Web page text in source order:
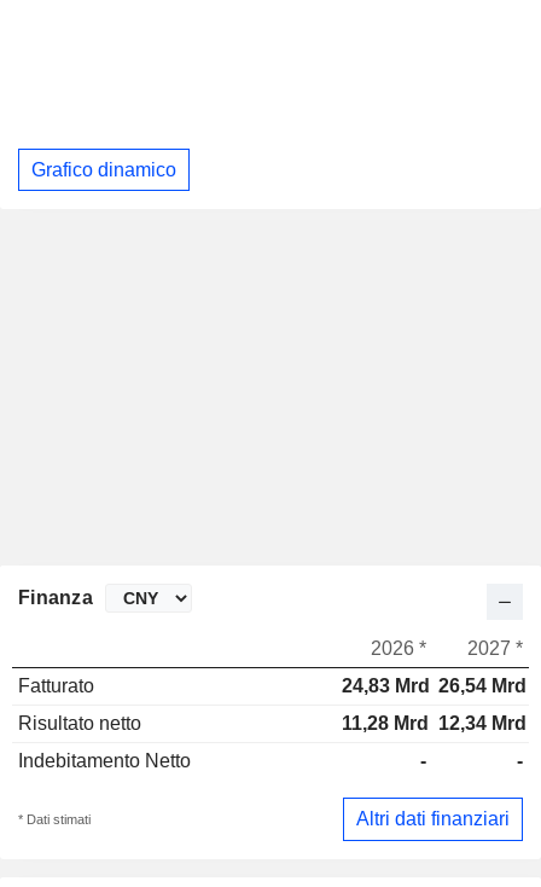
Grafico dinamico
Finanza
2026 *
2027 *
Fatturato
24,83 Mrd 26,54 Mrd
Risultato netto
11,28 Mrd
12,34 Mrd
Indebitamento Netto
- -
* Dati stimati Altri dati finanziari